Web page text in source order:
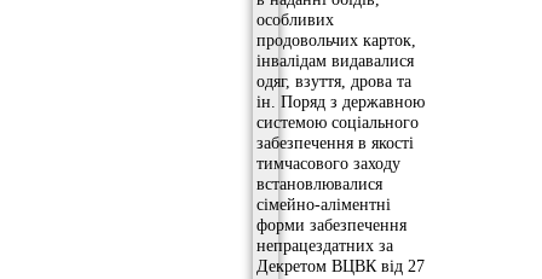
особливих
продовольчих карток,
інвалідам видавалися
одяг, взуття, дрова та
ін. Поряд з державною
системою соціального
забезпечення в якості
тимчасового заходу
встановлювалися
сімейно-аліментні
форми забезпечення
непрацездатних за
Декретом ВЦВК від 27